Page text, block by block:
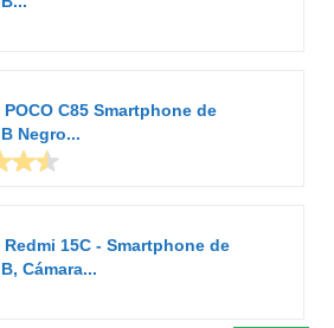
POCO C85 Smartphone de
Negro...
Redmi 15C - Smartphone de
Cámara...